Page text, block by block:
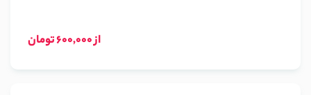
از 600,000 تومان